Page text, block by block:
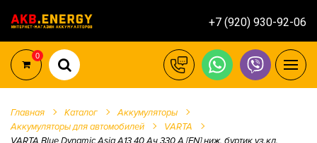
+7 (920) 930-92-06
0
Главная Каталог
Аккумуляторы
Аккумуляторы для автомобилей
VARTA